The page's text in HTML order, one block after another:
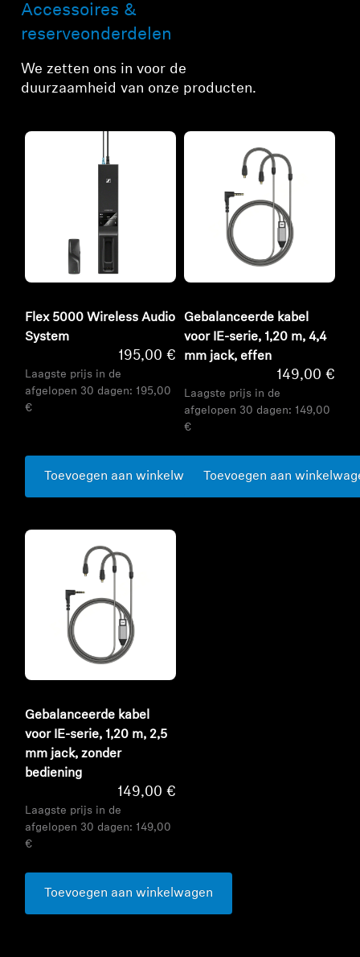
Accessoires &
reserveonderdelen
We zetten ons in voor de
duurzaamheid van onze producten.
Flex 5000 Wireless Audio
System
195,00 €
Laagste prijs in de
afgelopen 30 dagen: 195,00
€
Toevoegen aan winkelwagen
Gebalanceerde kabel
voor IE-serie, 1,20 m, 4,4
mm jack, effen
149,00 €
Laagste prijs in de
afgelopen 30 dagen: 149,00
€
Toevoegen aan
Gebalanceerde kabel
voor IE-serie, 1,20 m, 2,5
mm jack, zonder
bediening
149,00 €
Laagste prijs in de
afgelopen 30 dagen: 149,00
€
Toevoegen aan winkelwagen